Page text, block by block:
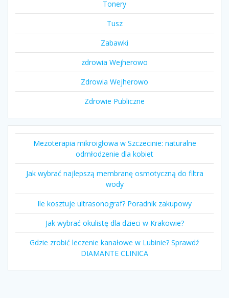
Tonery
Tusz
Zabawki
zdrowia Wejherowo
Zdrowia Wejherowo
Zdrowie Publiczne
Mezoterapia mikroigłowa w Szczecinie: naturalne
odmłodzenie dla kobiet
Jak wybrać najlepszą membranę osmotyczną do filtra
wody
Ile kosztuje ultrasonograf? Poradnik zakupowy
Jak wybrać okulistę dla dzieci w Krakowie?
Gdzie zrobić leczenie kanałowe w Lubinie? Sprawdź
DIAMANTE CLINICA